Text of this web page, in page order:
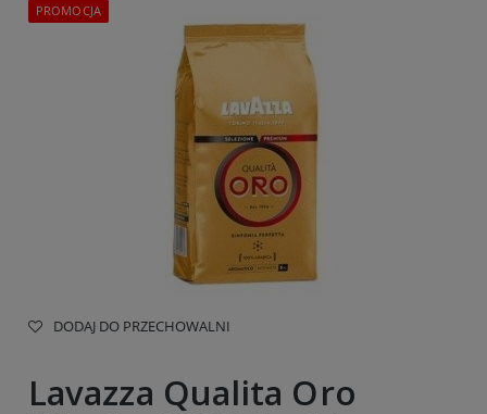
PROMOCJA
DODAJ DO PRZECHOWALNI
Lavazza Qualita Oro